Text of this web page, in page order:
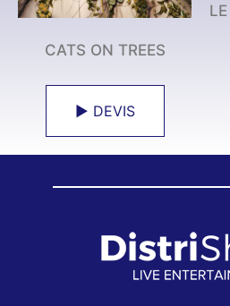
CATS ON TREES
► DEVIS